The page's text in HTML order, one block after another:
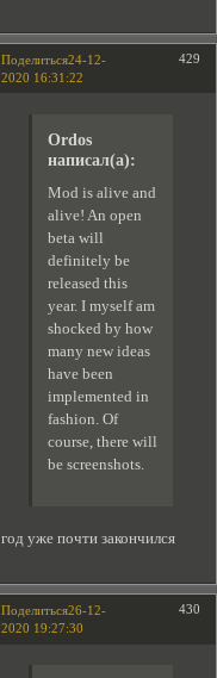
Поделиться 429
24-12-
2020 16:31:22
Ordos
написал(а):
Mod is alive and
alive! An open
beta will
definitely be
released this
year. I myself am
shocked by how
many new ideas
have been
implemented in
fashion. Of
course, there will
be screenshots.
год уже почти закончился
Поделиться 430
26-12-
2020 19:27:30